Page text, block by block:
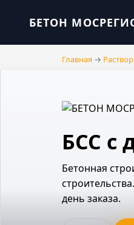
БЕТОН
Главная →
БСС с
Бетонная
день заказа.